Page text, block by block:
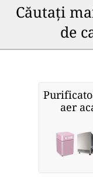
Căutați
de
aer